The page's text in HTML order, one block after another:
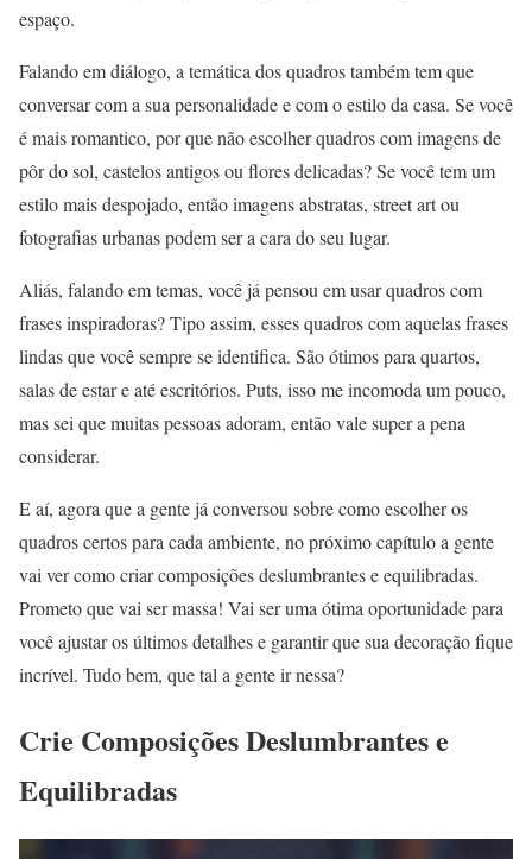
espaço.
Falando em diálogo, a temática dos quadros também tem que
conversar com a sua personalidade e com o estilo da casa. Se você
é mais romantico, por que não escolher quadros com imagens de
pôr do sol, castelos antigos ou flores delicadas? Se você tem um
estilo mais despojado, então imagens abstratas, street art ou
fotografias urbanas podem ser a cara do seu lugar.
Aliás, falando em temas, você já pensou em usar quadros com
frases inspiradoras? Tipo assim, esses quadros com aquelas frases
lindas que você sempre se identifica. São ótimos para quartos,
salas de estar e até escritórios. Puts, isso me incomoda um pouco,
mas sei que muitas pessoas adoram, então vale super a pena
considerar.
E aí, agora que a gente já conversou sobre como escolher os
quadros certos para cada ambiente, no próximo capítulo a gente
vai ver como criar composições deslumbrantes e equilibradas.
Prometo que vai ser massa! Vai ser uma ótima oportunidade para
você ajustar os últimos detalhes e garantir que sua decoração fique
incrível. Tudo bem, que tal a gente ir nessa?
Crie Composições Deslumbrantes e
Equilibradas